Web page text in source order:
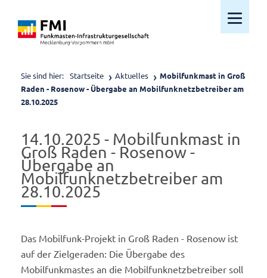
Mobiles
Sie sind hier: Startseite Aktuelles
Mobilfunkmast in Groß
Raden - Rosenow - Übergabe an Mobilfunknetzbetreiber am
28.10.2025
14.10.2025 - Mobilfunkmast in
Groß Raden - Rosenow -
Übergabe an
Mobilfunknetzbetreiber am
28.10.2025
Das Mobilfunk-Projekt in Groß Raden - Rosenow ist
auf der Zielgeraden: Die Übergabe des
Mobilfunkmastes an die Mobilfunknetzbetreiber soll